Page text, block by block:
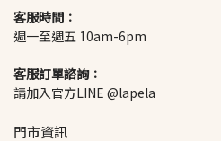
客服時間：
週一至週五 10am-6pm
客服訂單諮詢：
請加入官方LINE @lapela
門市資訊